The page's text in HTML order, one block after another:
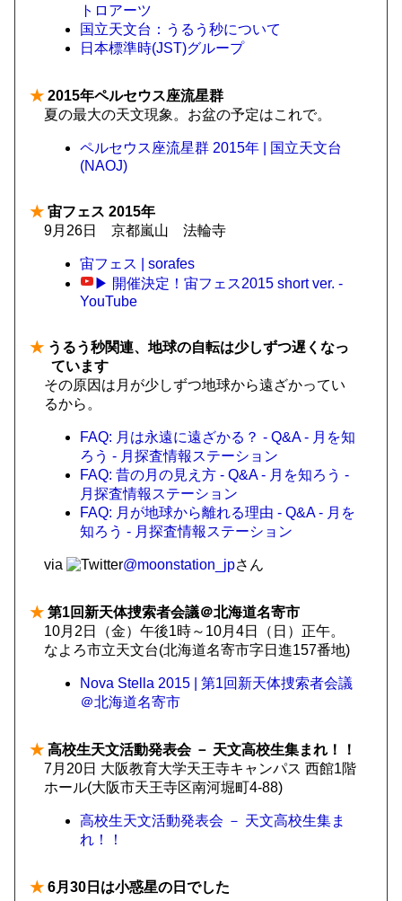
トロアーツ
国立天文台：うるう秒について
日本標準時(JST)グループ
★ 2015年ペルセウス座流星群
夏の最大の天文現象。お盆の予定はこれで。
ペルセウス座流星群 2015年 | 国立天文台
(NAOJ)
★ 宙フェス 2015年
9月26日 京都嵐山 法輪寺
宙フェス | sorafes
▶ 開催決定！宙フェス2015 short ver. -
YouTube
★ うるう秒関連、地球の自転は少しずつ遅くなっ
ています
その原因は月が少しずつ地球から遠ざかってい
るから。
FAQ: 月は永遠に遠ざかる？ - Q&A - 月を知
ろう - 月探査情報ステーション
FAQ: 昔の月の見え方 - Q&A - 月を知ろう -
月探査情報ステーション
FAQ: 月が地球から離れる理由 - Q&A - 月を
知ろう - 月探査情報ステーション
via @moonstation_jpさん
★ 第1回新天体捜索者会議＠北海道名寄市
10月2日（金）午後1時～10月4日（日）正午。
なよろ市立天文台(北海道名寄市字日進157番地)
Nova Stella 2015 | 第1回新天体捜索者会議
＠北海道名寄市
★ 高校生天文活動発表会 － 天文高校生集まれ！！
7月20日 大阪教育大学天王寺キャンパス 西館1階
ホール(大阪市天王寺区南河堀町4-88)
高校生天文活動発表会 － 天文高校生集ま
れ！！
★ 6月30日は小惑星の日でした